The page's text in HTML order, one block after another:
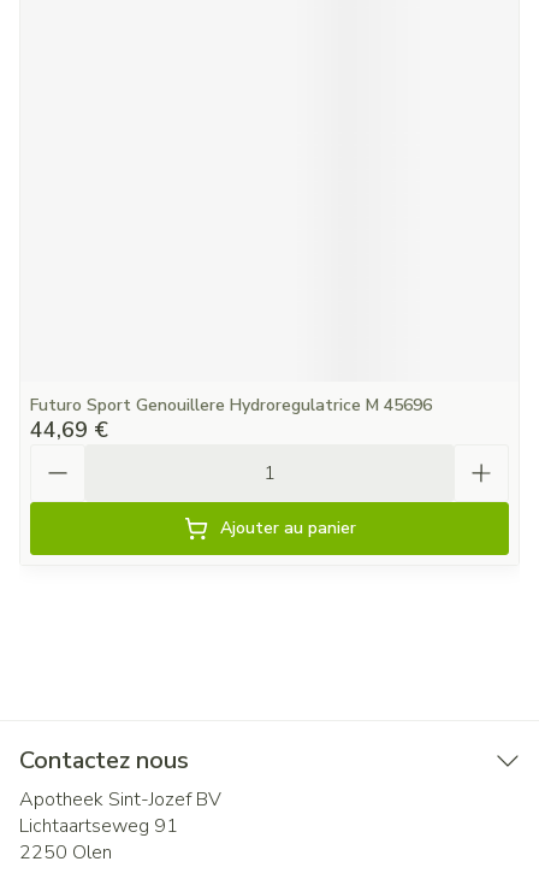
Futuro Sport Genouillere Hydroregulatrice M 45696
44,69 €
Ajouter au panier
Contactez nous
Apotheek Sint-Jozef BV
Lichtaartseweg 91
2250 Olen